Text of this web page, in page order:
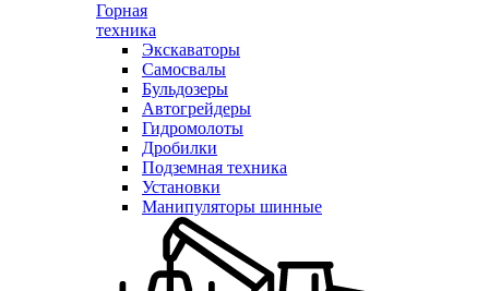
Горная
техника
Экскаваторы
Самосвалы
Бульдозеры
Автогрейдеры
Гидромолоты
Дробилки
Подземная техника
Установки
Манипуляторы шинные